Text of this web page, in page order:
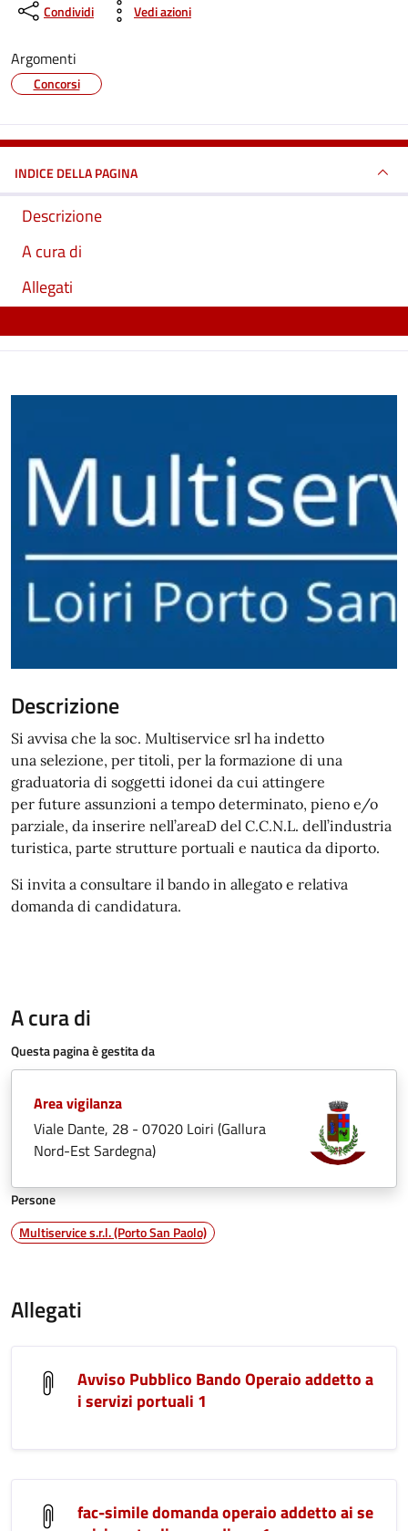
Condividi Vedi azioni
Argomenti
Concorsi
INDICE DELLA PAGINA
Descrizione
A cura di
Allegati
Descrizione
Si avvisa che la soc. Multiservice srl ha indetto
una selezione, per titoli, per la formazione di una
graduatoria di soggetti idonei da cui attingere
per future assunzioni a tempo determinato, pieno e/o
parziale, da inserire nell’areaD del C.C.N.L. dell’industria
turistica, parte strutture portuali e nautica da diporto.
Si invita a consultare il bando in allegato e relativa
domanda di candidatura.
A cura di
Questa pagina è gestita da
Area vigilanza
Viale Dante, 28 - 07020 Loiri (Gallura
Nord-Est Sardegna)
Persone
Multiservice s.r.l. (Porto San Paolo)
Allegati
Avviso Pubblico Bando Operaio addetto a
i servizi portuali 1
fac-simile domanda operaio addetto ai se